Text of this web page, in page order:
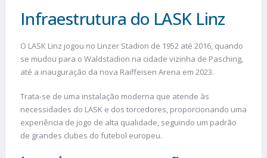
Infraestrutura do LASK Linz
O LASK Linz jogou no Linzer Stadion de 1952 até 2016, quando
se mudou para o Waldstadion na cidade vizinha de Pasching,
até a inauguração da nova Raiffeisen Arena em 2023.
Trata-se de uma instalação moderna que atende às
necessidades do LASK e dos torcedores, proporcionando uma
experiência de jogo de alta qualidade, seguindo um padrão
de grandes clubes do futebol europeu.